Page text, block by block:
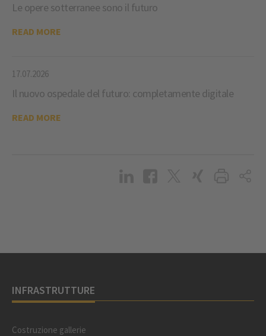
Le opere sotterranee sono il futuro
READ MORE
17.07.2026
Il nuovo ospedale del futuro: completamente digitale
READ MORE
INFRASTRUTTURE
Costruzione gallerie